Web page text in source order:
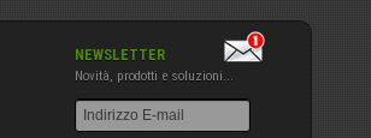
NEWSLETTER
Novità, prodotti e soluzioni...